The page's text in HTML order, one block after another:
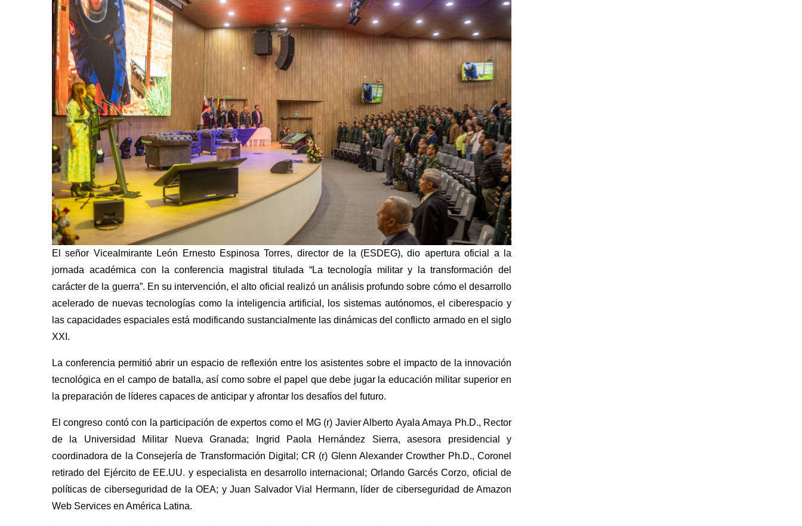
El señor Vicealmirante León Ernesto Espinosa Torres, director de la (ESDEG), dio apertura oficial a la
jornada académica con la conferencia magistral titulada “La tecnología militar y la transformación del
carácter de la guerra”. En su intervención, el alto oficial realizó un análisis profundo sobre cómo el desarrollo
acelerado de nuevas tecnologías como la inteligencia artificial, los sistemas autónomos, el ciberespacio y
las capacidades espaciales está modificando sustancialmente las dinámicas del conflicto armado en el siglo
XXI.
La conferencia permitió abrir un espacio de reflexión entre los asistentes sobre el impacto de la innovación
tecnológica en el campo de batalla, así como sobre el papel que debe jugar la educación militar superior en
la preparación de líderes capaces de anticipar y afrontar los desafíos del futuro.
El congreso contó con la participación de expertos como el MG (r) Javier Alberto Ayala Amaya Ph.D., Rector
de la Universidad Militar Nueva Granada; Ingrid Paola Hernández Sierra, asesora presidencial y
coordinadora de la Consejería de Transformación Digital; CR (r) Glenn Alexander Crowther Ph.D., Coronel
retirado del Ejército de EE.UU. y especialista en desarrollo internacional; Orlando Garcés Corzo, oficial de
políticas de ciberseguridad de la OEA; y Juan Salvador Vial Hermann, líder de ciberseguridad de Amazon
Web Services en América Latina.